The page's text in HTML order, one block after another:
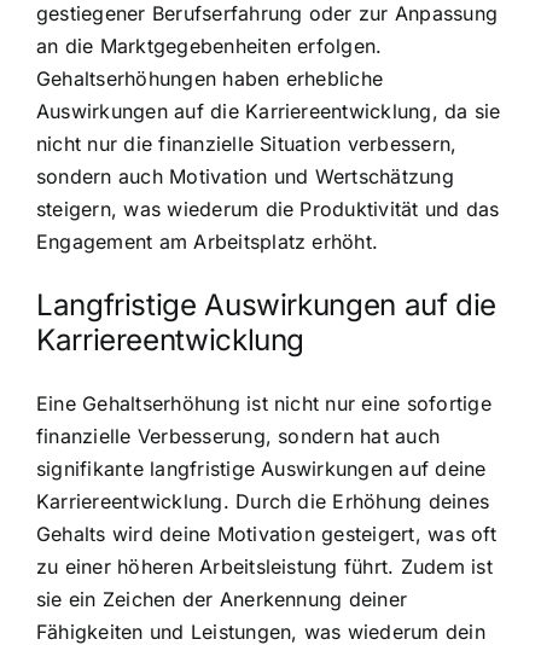
gestiegener Berufserfahrung oder zur Anpassung
an die Marktgegebenheiten erfolgen.
Gehaltserhöhungen haben erhebliche
Auswirkungen auf die Karriereentwicklung, da sie
nicht nur die finanzielle Situation verbessern,
sondern auch Motivation und Wertschätzung
steigern, was wiederum die Produktivität und das
Engagement am Arbeitsplatz erhöht.
Langfristige Auswirkungen auf die
Karriereentwicklung
Eine Gehaltserhöhung ist nicht nur eine sofortige
finanzielle Verbesserung, sondern hat auch
signifikante langfristige Auswirkungen auf deine
Karriereentwicklung. Durch die Erhöhung deines
Gehalts wird deine Motivation gesteigert, was oft
zu einer höheren Arbeitsleistung führt. Zudem ist
sie ein Zeichen der Anerkennung deiner
Fähigkeiten und Leistungen, was wiederum dein